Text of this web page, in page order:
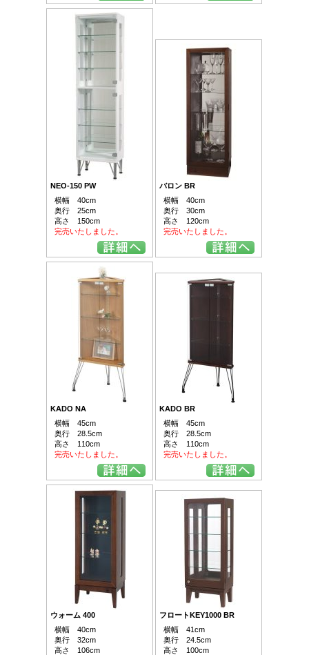
NEO-150 PW
横幅 40cm
奥行 25cm
高さ 150cm
完売いたしました。
バロン BR
横幅 40cm
奥行 30cm
高さ 120cm
完売いたしました。
KADO NA
横幅 45cm
奥行 28.5cm
高さ 110cm
完売いたしました。
KADO BR
横幅 45cm
奥行 28.5cm
高さ 110cm
完売いたしました。
ウォーム 400
横幅 40cm
奥行 32cm
高さ 106cm
フロートKEY1000 BR
横幅 41cm
奥行 24.5cm
高さ 100cm